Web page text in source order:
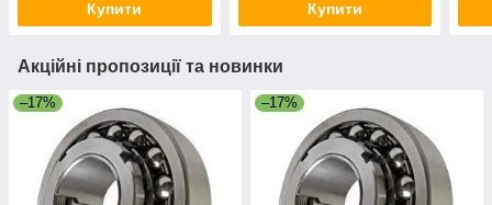
Купити Купити
Акційні пропозиції та новинки
–17% –17%